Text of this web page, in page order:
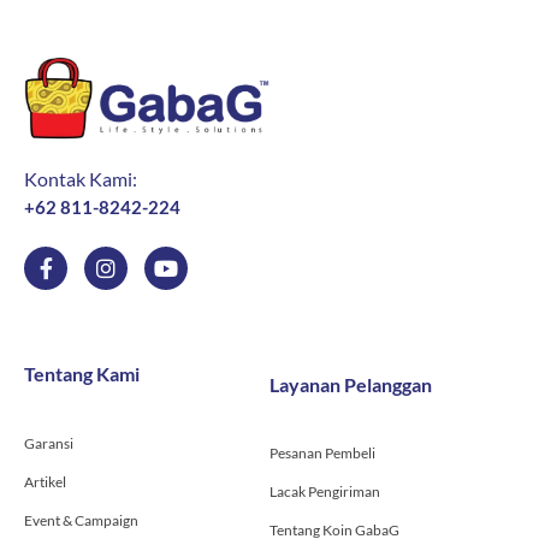
CUP
SET
Accessories
Bayi
Kontak Kami:
+62 811-8242-224
F
a
o
o
f
I
n
g
r
Y
o
Tentang Kami
Garansi
Artikel
Event & Campaign
Layanan Pelanggan
Pesanan Pembeli
Lacak Pengiriman
Tentang Koin GabaG